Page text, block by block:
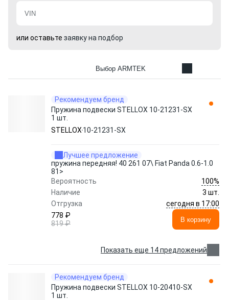
или оставьте заявку на подбор
Выбор ARMTEK
Рекомендуем бренд
Пружина подвески STELLOX 10-21231-SX
1 шт.
STELLOX 10-21231-SX
Лучшее предложение
пружина передняя! 40 261 07\ Fiat Panda 0.6-1.0
81>
Вероятность
100%
Наличие
3 шт.
Отгрузка
сегодня в 17:00
778 ₽
819 ₽
В корзину
Показать еще 14 предложений
Рекомендуем бренд
Пружина подвески STELLOX 10-20410-SX
1 шт.